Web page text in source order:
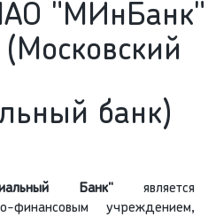
"МИнБанк"
(Московский
банк)
Банк" является
финансовым учреждением,